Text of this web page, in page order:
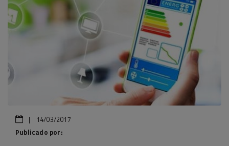
|
14/03/2017
Publicado por: